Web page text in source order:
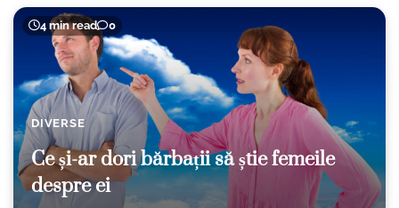
4 min read 0
DIVERSE
Ce și-ar dori bărbații să știe femeile
despre ei